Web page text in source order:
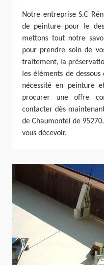
Notre entreprise S.C
de peinture pour le
mettons tout notre
pour prendre soin de
traitement, la
les éléments de
nécessité en peinture
procurer une offre
contacter dès
de Chaumontel de
vous décevoir.